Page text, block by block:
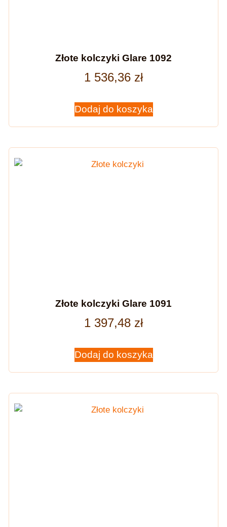
Złote kolczyki Glare 1092
1 536,36 zł
Dodaj do koszyka
Złote kolczyki Glare 1091
1 397,48 zł
Dodaj do koszyka